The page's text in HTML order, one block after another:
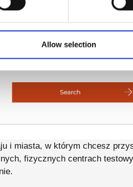
Allow selection
i miasta, w którym chcesz
fizycznych centrach